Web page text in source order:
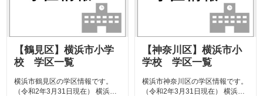
【鶴見区】横浜市小学
校 学区一覧
横浜市鶴見区の学区情報です。
（令和2年3月31日現在） 横浜市
【神奈川区】横浜市小
学校 学区一覧
横浜市神奈川区の学区情報です。
（令和2年3月31日現在） 横浜市